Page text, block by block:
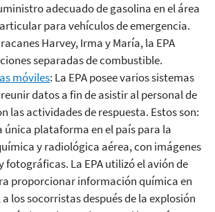
adecuado de gasolina en el área
para vehículos de emergencia.
Harvey, Irma y María, la EPA
separadas de combustible.
móviles: La EPA posee varios sistemas
datos a fin de asistir al personal de
las actividades de respuesta. Estos son:
única plataforma en el país para la
y radiológica aérea, con imágenes
fotográficas. La EPA utilizó el avión de
proporcionar información química en
los socorristas después de la explosión